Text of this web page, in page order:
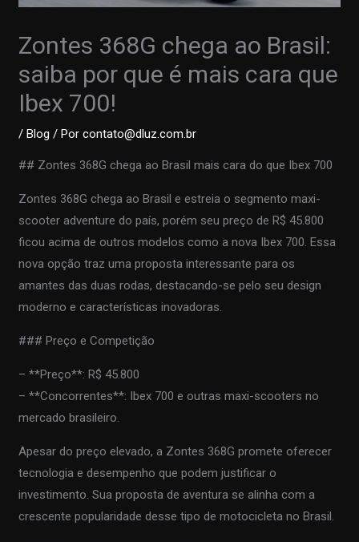
Zontes 368G chega ao Brasil:
saiba por que é mais cara que
Ibex 700!
/Blog / Porcontato@dluz.com.br
## Zontes 368G chega ao Brasil mais cara do que Ibex 700
Zontes 368G chega ao Brasil e estreia o segmento maxi-
scooter adventure do país, porém seu preço de R$ 45.800
ficou acima de outros modelos como a nova Ibex 700. Essa
nova opção traz uma proposta interessante para os
amantes das duas rodas, destacando-se pelo seu design
moderno e características inovadoras.
### Preço e Competição
– **Preço**: R$ 45.800
– **Concorrentes**: Ibex 700 e outras maxi-scooters no
mercado brasileiro.
Apesar do preço elevado, a Zontes 368G promete oferecer
tecnologia e desempenho que podem justificar o
investimento. Sua proposta de aventura se alinha com a
crescente popularidade desse tipo de motocicleta no Brasil.